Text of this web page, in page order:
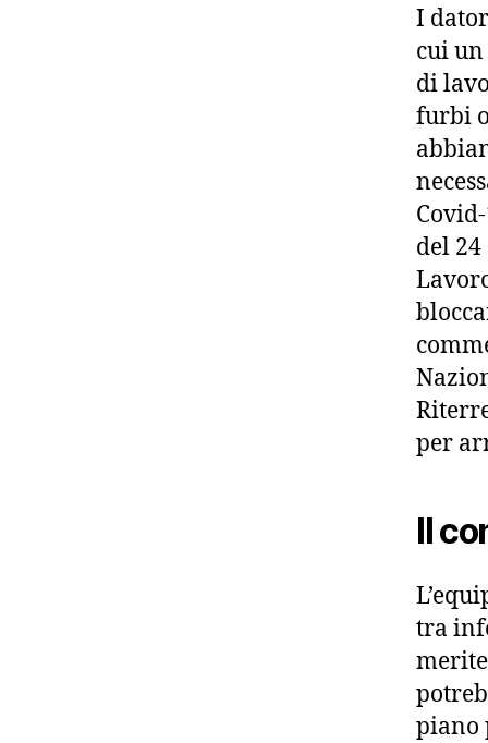
I
cui
di
furbi
del
per
Il
tra
piano